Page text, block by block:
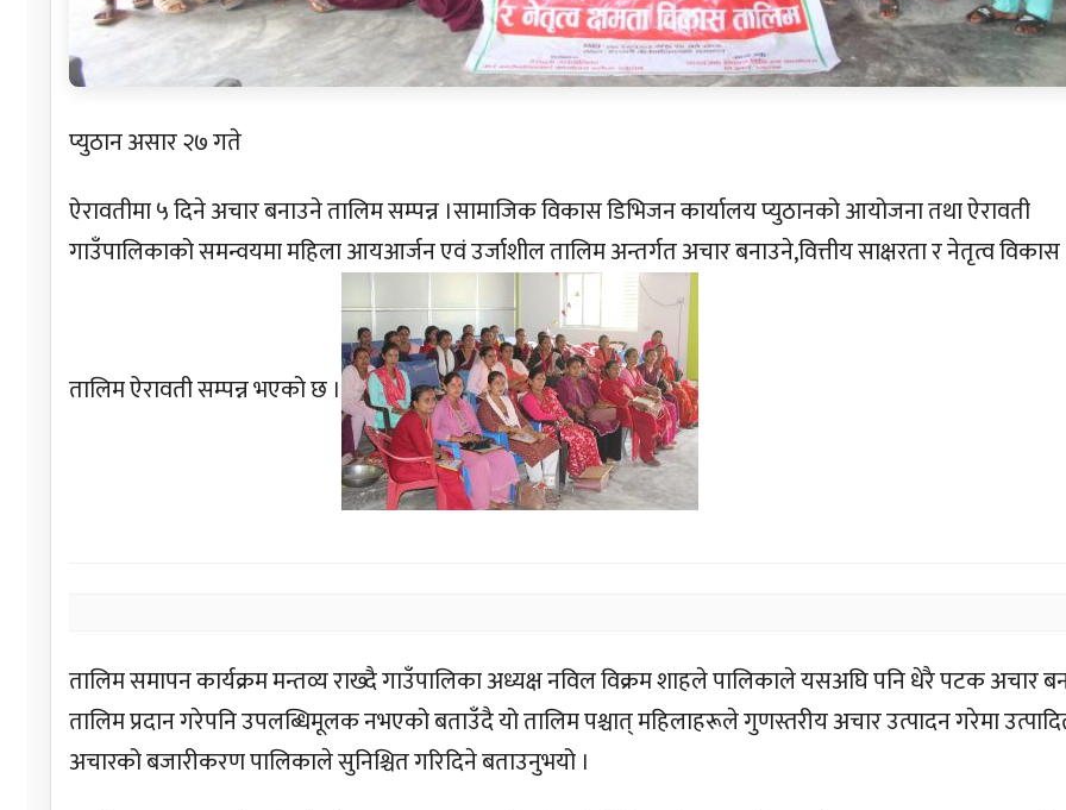
प्युठान असार २७ गते
ऐरावतीमा ५ दिने अचार बनाउने तालिम सम्पन्न ।सामाजिक विकास डिभिजन कार्यालय प्युठानको आयोजना तथा ऐरावती
गाउँपालिकाको समन्वयमा महिला आयआर्जन एवं उर्जाशील तालिम अन्तर्गत अचार बनाउने,वित्तीय साक्षरता र नेतृत्व विकास
तालिम ऐरावती सम्पन्न भएको छ ।
तालिम समापन कार्यक्रम मन्तव्य राख्दै गाउँपालिका अध्यक्ष नविल विक्रम शाहले पालिकाले यसअघि पनि धेरै पटक अचार
तालिम प्रदान गरेपनि उपलब्धिमूलक नभएको बताउँदै यो तालिम पश्चात् महिलाहरूले गुणस्तरीय अचार उत्पादन गरेमा
अचारको बजारीकरण पालिकाले सुनिश्चित गरिदिने बताउनुभयो ।